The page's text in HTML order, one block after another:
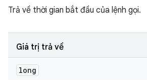
Trả về thời gian bắt đầu của lệnh gọi.
Giá trị trả về
long